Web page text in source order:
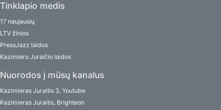
Tinklapio medis
17 naujausių
LTV žinios
PressJazz laidos
Kazimiero Juraičio laidos
Nuorodos į mūsų kanalus
Kazimieras Juraitis 3, Youtube
Kazimieras Juraitis, Brighteon